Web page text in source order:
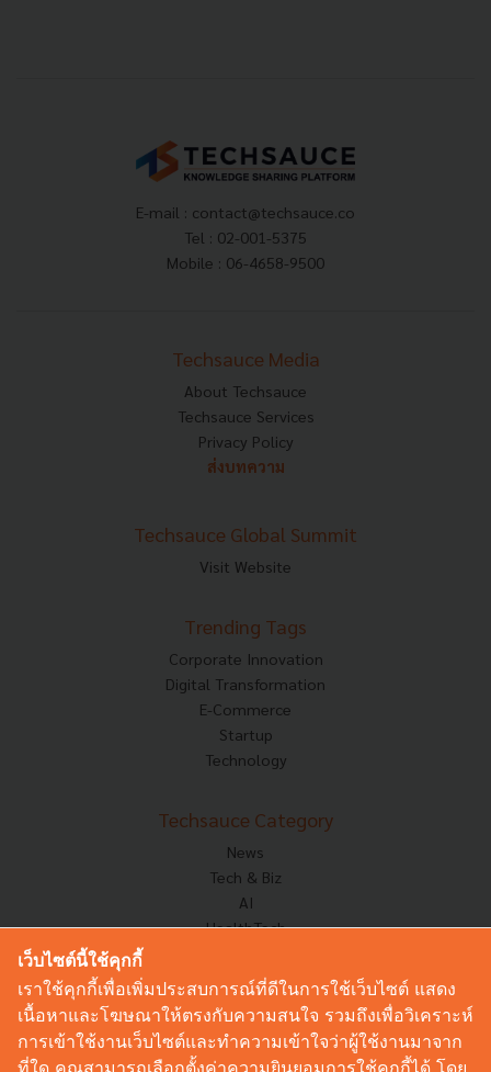
E-mail : contact@techsauce.co
Tel : 02-001-5375
Mobile : 06-4658-9500
Techsauce Media
About Techsauce
Techsauce Services
Privacy Policy
ส่งบทความ
Techsauce Global Summit
Visit Website
Trending Tags
Corporate Innovation
Digital Transformation
E-Commerce
Startup
Technology
Techsauce Category
News
Tech & Biz
AI
HealthTech
Corp Innov
Saucy Thoughts
Based On
Sustainable
เว็บไซต์นี้ใช้คุกกี้
เราใช้คุกกี้เพื่อเพิ่มประสบการณ์ที่ดีในการใช้เว็บไซต์ แสดง
เนื้อหาและโฆษณาให้ตรงกับความสนใจ รวมถึงเพื่อวิเคราะห์
การเข้าใช้งานเว็บไซต์และทำความเข้าใจว่าผู้ใช้งานมาจาก
ที่ใด คุณสามารถเลือกตั้งค่าความยินยอมการใช้คุกกี้ได้ โดย